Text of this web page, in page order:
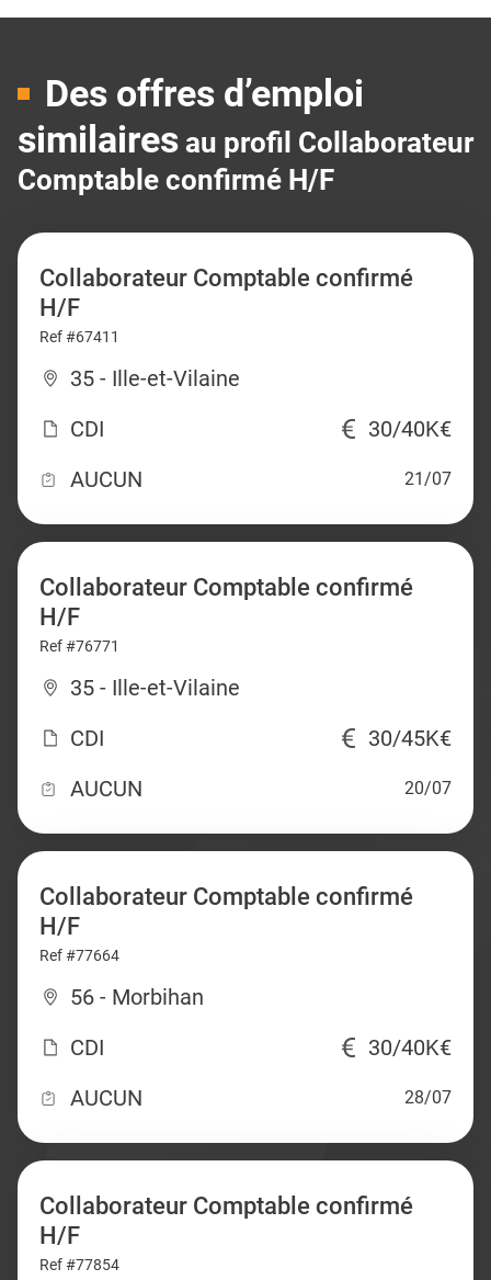
Des offres d’emploi
similaires au profil Collaborateur
Comptable confirmé H/F
Collaborateur Comptable confirmé
H/F
Ref #67411
35 - Ille-et-Vilaine
CDI
30/40K€
AUCUN
21/07
Collaborateur Comptable confirmé
H/F
Ref #76771
35 - Ille-et-Vilaine
CDI
30/45K€
AUCUN
20/07
Collaborateur Comptable confirmé
H/F
Ref #77664
56 - Morbihan
CDI
30/40K€
AUCUN
28/07
Collaborateur Comptable confirmé
H/F
Ref #77854